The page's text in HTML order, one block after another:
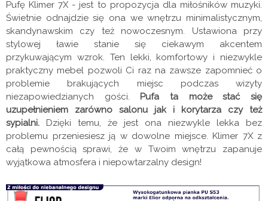
Pufę Klimer 7X - jest to propozycja dla miłośników muzyki.
Świetnie odnajdzie się ona we wnętrzu minimalistycznym,
skandynawskim czy też nowoczesnym. Ustawiona przy
stylowej ławie stanie się ciekawym akcentem
przykuwającym wzrok. Ten lekki, komfortowy i niezwykle
praktyczny mebel pozwoli Ci raz na zawsze zapomnieć o
problemie brakujących miejsc podczas wizyty
niezapowiedzianych gości. Pufa ta może stać się
uzupełnieniem zarówno salonu jak i korytarza czy też
sypialni. Dzięki temu, że jest ona niezwykle lekka bez
problemu przeniesiesz ją w dowolne miejsce. Klimer 7X z
całą pewnością sprawi, że w Twoim wnętrzu zapanuje
wyjątkowa atmosfera i niepowtarzalny design!